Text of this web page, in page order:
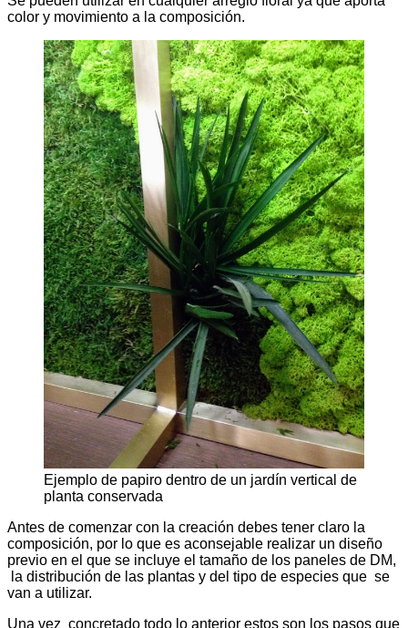
color y movimiento a la composición.
Ejemplo de papiro dentro de un jardín vertical de
planta conservada
Antes de comenzar con la creación debes tener claro la
composición, por lo que es aconsejable realizar un diseño
previo en el que se incluye el tamaño de los paneles de DM,
la distribución de las plantas y del tipo de especies que se
van a utilizar.
Una vez concretado todo lo anterior estos son los pasos que